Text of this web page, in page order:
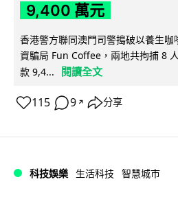
9,400 萬元
香港警方聯同澳門司警搗破以養生
資騙局 Fun Coffee，兩地共拘捕 8
款 9,4...
閱讀全文
115 9 ↗ 分享
科技娛樂 生活科技 智慧城市